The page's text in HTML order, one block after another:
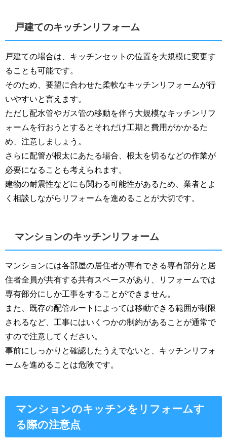
戸建てのキッチンリフォーム
戸建ての場合は、キッチンセットの位置を大規模に変更す
ることも可能です。
そのため、要望に合わせた柔軟なキッチンリフォームが行
いやすいと言えます。
ただし配水管やガス管の移動を伴う大規模なキッチンリフ
ォームを行おうとするとそれだけ工期と費用がかかるた
め、注意しましょう。
さらに配管が根太にあたる場合、根太を切るなどの作業が
必要になることも考えられます。
建物の耐震性などにも関わる可能性があるため、業者とよ
く相談しながらリフォームを進めることが大切です。
マンションのキッチンリフォーム
マンションには各部屋の居住者が専有できる専有部分と居
住者全員が共有する共有スペースがあり、リフォームでは
専有部分にしか工事をすることができません。
また、既存の配管ルートによっては移動できる範囲が制限
されるなど、工事にはいくつかの制約があることが通常で
すので注意してください。
事前にしっかりと確認したうえでないと、キッチンリフォ
ームを進めることは危険です。
マンションのキッチンをリフォームす
る際の注意点